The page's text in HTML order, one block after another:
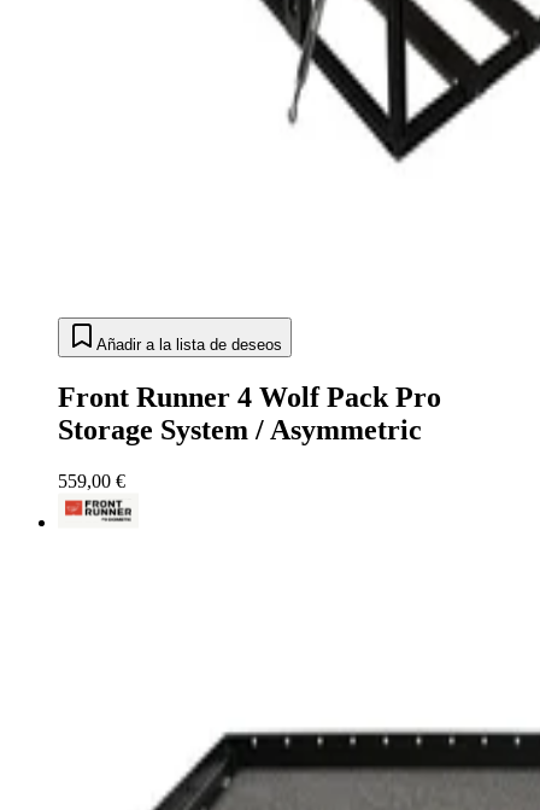
Añadir a la lista de deseos
Front Runner 4 Wolf Pack Pro
Storage System / Asymmetric
559,00 €